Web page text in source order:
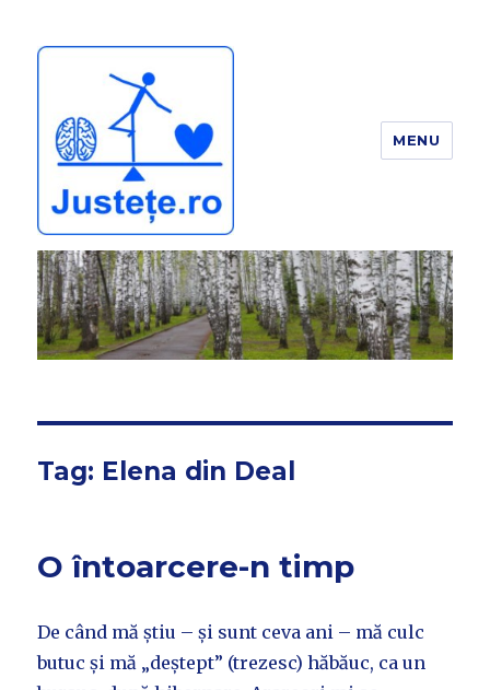
JUSTEȚE
MENU
Tag: Elena din Deal
O întoarcere-n timp
De când mă știu – și sunt ceva ani – mă culc
butuc și mă „deștept” (trezesc) hăbăuc, ca un